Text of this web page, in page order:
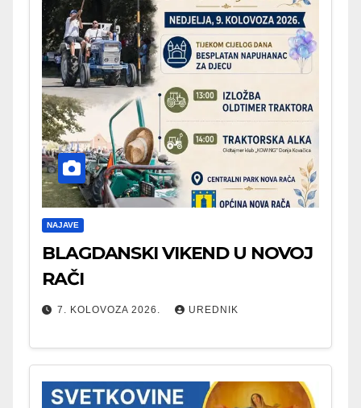
NAJAVE
BLAGDANSKI VIKEND U NOVOJ
RAČI
7. KOLOVOZA 2026. UREDNIK